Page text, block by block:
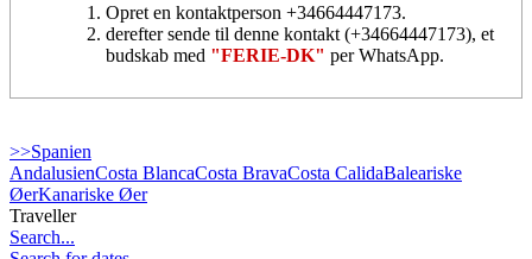
Opret en kontaktperson +34664447173.
derefter sende til denne kontakt (+34664447173), et
budskab med "FERIE-DK" per WhatsApp.
>>Spanien
AndalusienCosta BlancaCosta BravaCosta CalidaBaleariske
ØerKanariske Øer
Traveller
Search...